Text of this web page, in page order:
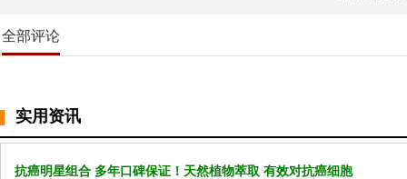
全部评论
实用资讯
抗癌明星组合 多年口碑保证！天然植物萃取 有效对抗癌细胞